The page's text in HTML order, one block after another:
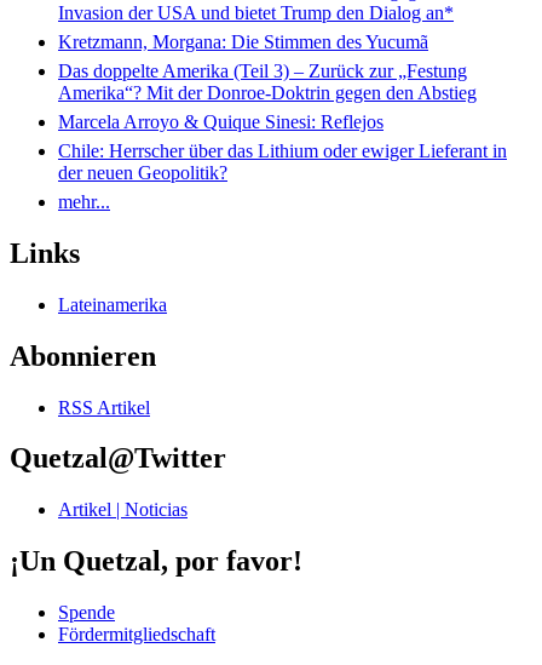
Invasion der USA und bietet Trump den Dialog an*
Kretzmann, Morgana: Die Stimmen des Yucumã
Das doppelte Amerika (Teil 3) – Zurück zur „Festung
Amerika“? Mit der Donroe-Doktrin gegen den Abstieg
Marcela Arroyo & Quique Sinesi: Reflejos
Chile: Herrscher über das Lithium oder ewiger Lieferant in
der neuen Geopolitik?
mehr...
Links
Lateinamerika
Abonnieren
RSS Artikel
Quetzal@Twitter
Artikel | Noticias
¡Un Quetzal, por favor!
Spende
Fördermitgliedschaft